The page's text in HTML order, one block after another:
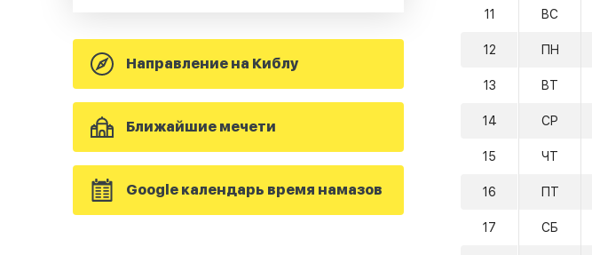
Направление на Киблу
Ближайшие мечети
Google календарь время намазов
11 ВС
12 ПН
13 ВТ
14 СР
15 ЧТ
16 ПТ
17 СБ